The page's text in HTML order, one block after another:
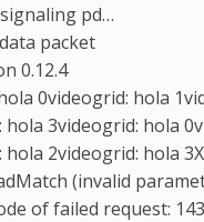
pd…
packet
0.12.4
0videogrid: hola
hola 3videogrid: hola
hola 2videogrid: hola
(invalid
of failed request: 143